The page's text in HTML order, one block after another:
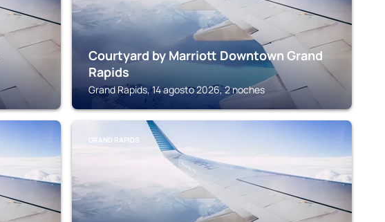
Courtyard by Marriott Downtown Grand
Rapids
Grand Rapids, 14 agosto 2026, 2 noches
GRAND RAPIDS